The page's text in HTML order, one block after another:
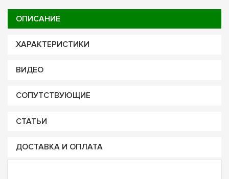
ОПИСАНИЕ
ХАРАКТЕРИСТИКИ
ВИДЕО
СОПУТСТВУЮЩИЕ
СТАТЬИ
ДОСТАВКА И ОПЛАТА